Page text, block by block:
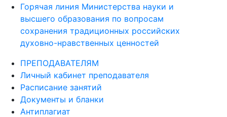
Горячая линия Министерства науки и
высшего образования по вопросам
сохранения традиционных российских
духовно-нравственных ценностей
ПРЕПОДАВАТЕЛЯМ
Личный кабинет преподавателя
Расписание занятий
Документы и бланки
Антиплагиат